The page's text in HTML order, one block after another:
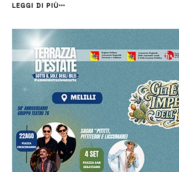
del territorio. Performare è una società
LEGGI DI PIÙ